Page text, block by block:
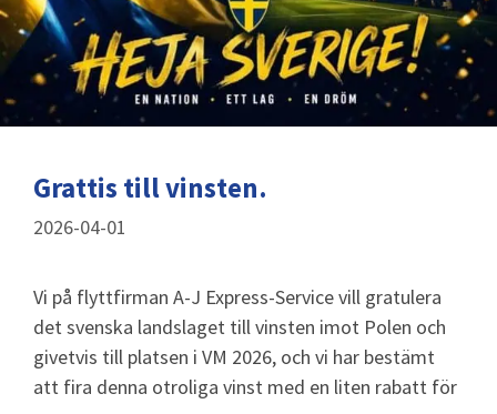
Grattis till vinsten.
2026-04-01
Vi på flyttfirman A-J Express-Service vill gratulera
det svenska landslaget till vinsten imot Polen och
givetvis till platsen i VM 2026, och vi har bestämt
att fira denna otroliga vinst med en liten rabatt för